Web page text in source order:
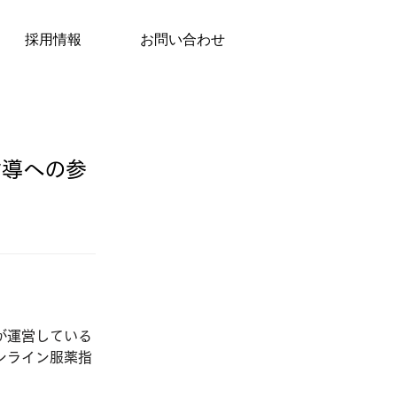
採用情報 お問い合わせ
への参
営している
ライン服薬指